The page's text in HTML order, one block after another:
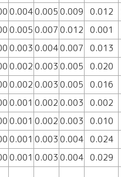
0.0040.005 0.009 0.012
0.005 0.007 0.012 0.001
0.003 0.0040.007 0.013
0.002 0.003 0.005 0.020
0.002 0.003 0.005 0.016
0.001 0.002 0.003 0.002
0.001 0.002 0.003 0.010
0.001 0.003 0.004 0.024
0.001 0.003 0.004 0.029